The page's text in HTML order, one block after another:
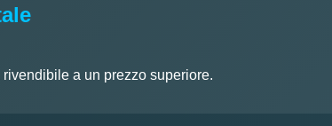
a un prezzo superiore.